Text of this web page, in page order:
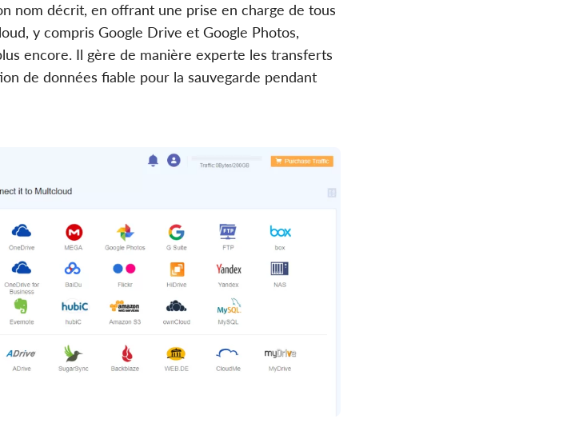
nom décrit, en offrant une prise en charge de tous
y compris Google Drive et Google Photos,
encore. Il gère de manière experte les transferts
de données fiable pour la sauvegarde pendant